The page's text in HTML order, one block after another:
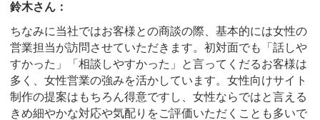
鈴木さん：
ちなみに当社ではお客様との商談の際、基本的には女性の
営業担当が訪問させていただきます。初対面でも「話しや
すかった」「相談しやすかった」と言ってくだるお客様は
多く、女性営業の強みを活かしています。女性向けサイト
制作の提案はもちろん得意ですし、女性ならではと言える
きめ細やかな対応や気配りをご評価いただくことも多いで